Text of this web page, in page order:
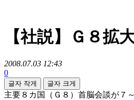
【社説】Ｇ８拡
2008.07.03 12:43
0
글자 작게 글자 크게
主要８カ国（Ｇ８）首脳会談が７